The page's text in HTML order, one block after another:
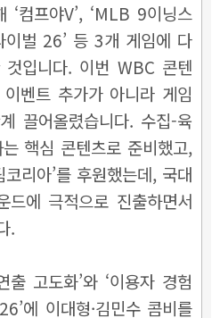
컴프야V’, ‘MLB 9이닝스
벌 26’ 등 3개 게임에 다
입니다. 이번 WBC 콘텐
벤트 추가가 아니라 게임
끌어올렸습니다. 수집-육
핵심 콘텐츠로 준비했고,
리아’를 후원했는데, 국대
드에 극적으로 진출하면서
.
출 고도화’와 ‘이용자 경험
에 이대형·김민수 콤비를